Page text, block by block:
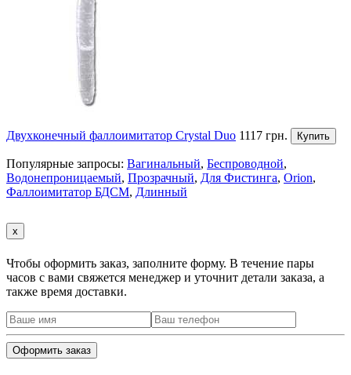
Двухконечный фаллоимитатор Crystal Duo 1117 грн. Купить
Популярные запросы: Вагинальный, Беспроводной,
Водонепроницаемый, Прозрачный, Для Фистинга, Orion,
Фаллоимитатор БДСМ, Длинный
x
Чтобы оформить заказ, заполните форму. В течение пары
часов с вами свяжется менеджер и уточнит детали заказа, а
также время доставки.